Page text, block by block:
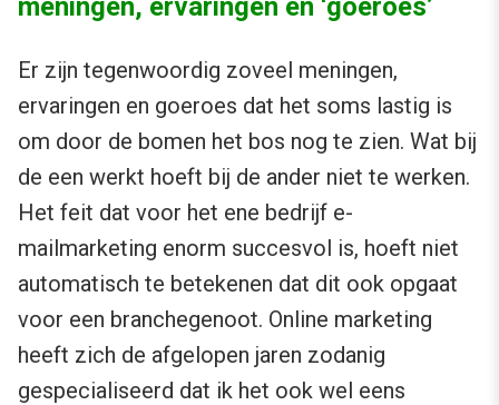
meningen, ervaringen en ‘goeroes’
Er zijn tegenwoordig zoveel meningen,
ervaringen en goeroes dat het soms lastig is
om door de bomen het bos nog te zien. Wat bij
de een werkt hoeft bij de ander niet te werken.
Het feit dat voor het ene bedrijf e-
mailmarketing enorm succesvol is, hoeft niet
automatisch te betekenen dat dit ook opgaat
voor een branchegenoot. Online marketing
heeft zich de afgelopen jaren zodanig
gespecialiseerd dat ik het ook wel eens